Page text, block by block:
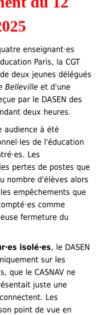
enseignant·es
Paris, la CGT
deux jeunes délégués
Belleville et d'une
par le DASEN des
deux heures.
audience à été
de l'éducation
Les
pertes de postes que
nombre d'élèves alors
empêchements que
comme
fermeture du
isolé·es, le DASEN
sur les
que le CASNAV ne
juste une
Les
point de vue en